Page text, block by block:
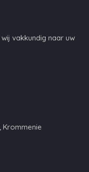
vakkundig naar uw
Krommenie